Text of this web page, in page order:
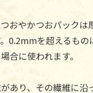
おやかつおパック
0.2mmを超えるも
合に使われます。
あり、その繊維に沿